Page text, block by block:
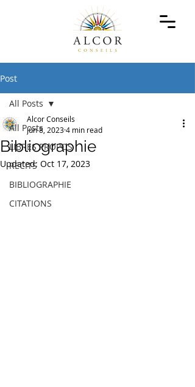
Post
All Posts
LIBRES PROPOS
RECITS
BIBLIOGRAPHIE
CITATIONS
All Posts
Bibliographie
Alcor Conseils
Jun 8, 20234 min read
Updated: Oct 17, 2023